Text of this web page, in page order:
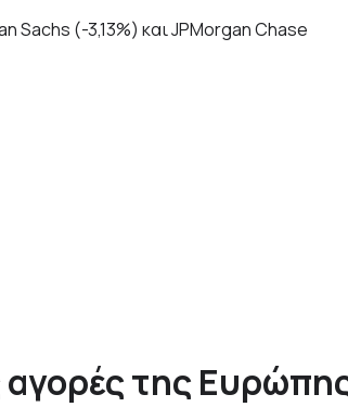
Sachs (-3,13%) και JPMorgan Chase
αγορές της